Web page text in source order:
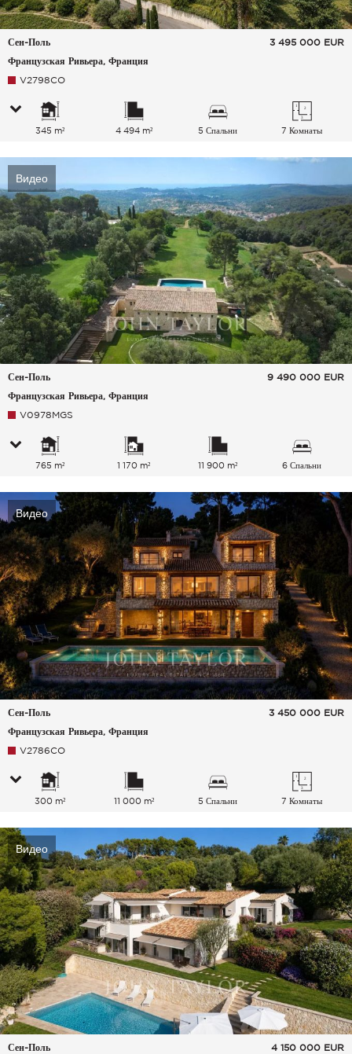
Сен-Поль
Французская Ривьера, Франция
3 495 000 EUR
V2798CO
345 m² 4 494 m² 5 Спальни 7 Комнаты
Видео
Сен-Поль
Французская Ривьера, Франция
9 490 000 EUR
V0978MGS
765 m² 1 170 m² 11 900 m² 6 Спальни
Видео
Сен-Поль
Французская Ривьера, Франция
3 450 000 EUR
V2786CO
300 m² 11 000 m² 5 Спальни 7 Комнаты
Видео
Сен-Поль
4 150 000 EUR